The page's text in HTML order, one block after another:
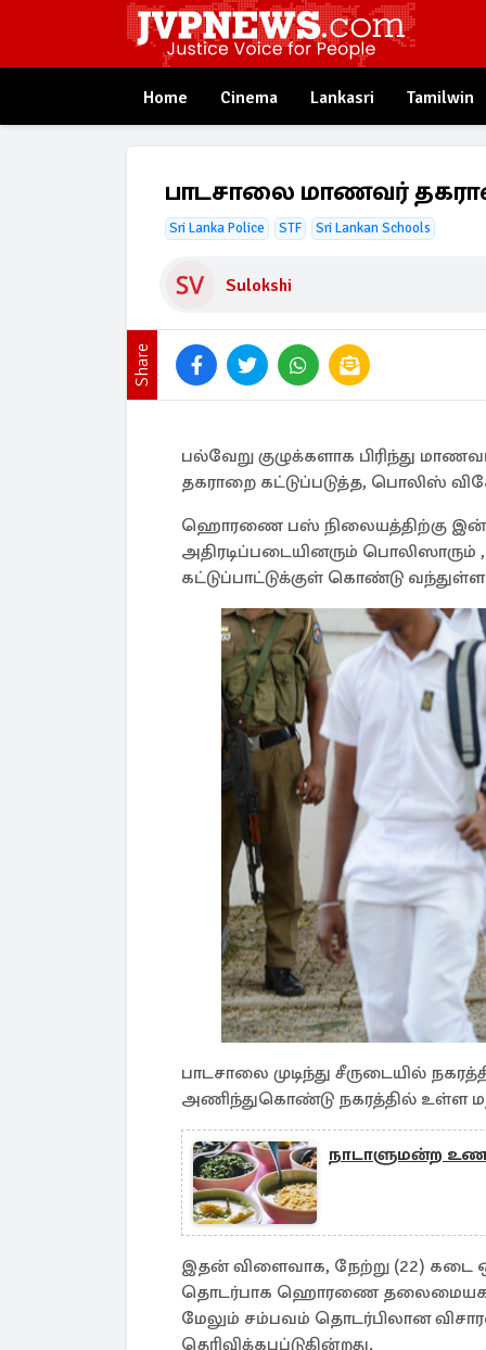
Home Cinema Lankasri Tamilwin
பாடசாலை மாணவர்
Sri Lanka Police STF Sri Lankan Schools
Sulokshi
Share
பல்வேறு குழுக்களாக பிரிந்து
தகராறை கட்டுப்படுத்த, பொலிஸ்
ஹொரணை பஸ் நிலையத்திற்கு
அதிரடிப்படையினரும்
கட்டுப்பாட்டுக்குள் கொண்டு
பாடசாலை முடிந்து சீருடையில்
அணிந்துகொண்டு நகரத்தில் உள்ள
நாடாளுமன்ற
இதன் விளைவாக, நேற்று (22)
தொடர்பாக ஹொரணை தலைமையக
மேலும் சம்பவம் தொடர்பிலான
தெரிவிக்கபப்டுகின்றது.